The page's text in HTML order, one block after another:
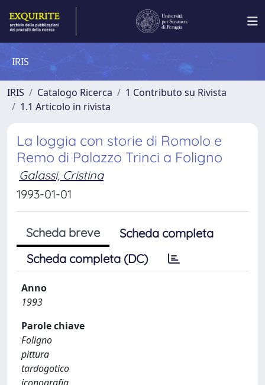
IRIS
IRIS Catalogo Ricerca
1 Contributo su Rivista
1.1 Articolo in rivista
La loggia con storie di Romolo e
Remo di Palazzo Trinci a Foligno
Galassi, Cristina
1993-01-01
Scheda breve
Scheda completa
Scheda completa (DC)
Anno
1993
Parole chiave
Foligno
pittura
tardogotico